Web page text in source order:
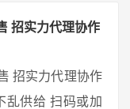
招实力代理协作
招实力代理协作
乱供给 扫码或加